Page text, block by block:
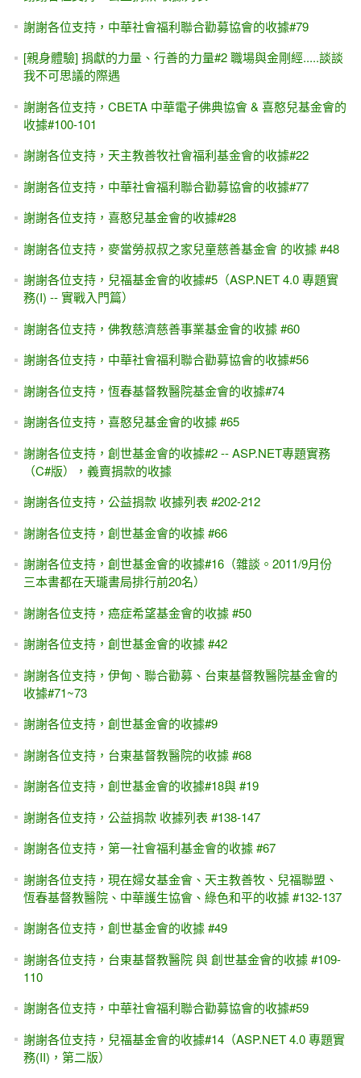
謝謝各位支持，中華社會福利聯合勸募協會的收據#79
[親身體驗] 捐獻的力量、行善的力量#2 職場與金剛經.....談談
我不可思議的際遇
謝謝各位支持，CBETA 中華電子佛典協會 & 喜憨兒基金會的
收據#100-101
謝謝各位支持，天主教善牧社會福利基金會的收據#22
謝謝各位支持，中華社會福利聯合勸募協會的收據#77
謝謝各位支持，喜憨兒基金會的收據#28
謝謝各位支持，麥當勞叔叔之家兒童慈善基金會 的收據 #48
謝謝各位支持，兒福基金會的收據#5（ASP.NET 4.0 專題實
務(I) -- 實戰入門篇）
謝謝各位支持，佛教慈濟慈善事業基金會的收據 #60
謝謝各位支持，中華社會福利聯合勸募協會的收據#56
謝謝各位支持，恆春基督教醫院基金會的收據#74
謝謝各位支持，喜憨兒基金會的收據 #65
謝謝各位支持，創世基金會的收據#2 -- ASP.NET專題實務
（C#版），義賣捐款的收據
謝謝各位支持，公益捐款 收據列表 #202-212
謝謝各位支持，創世基金會的收據 #66
謝謝各位支持，創世基金會的收據#16（雜談。2011/9月份
三本書都在天瓏書局排行前20名）
謝謝各位支持，癌症希望基金會的收據 #50
謝謝各位支持，創世基金會的收據 #42
謝謝各位支持，伊甸、聯合勸募、台東基督教醫院基金會的
收據#71~73
謝謝各位支持，創世基金會的收據#9
謝謝各位支持，台東基督教醫院的收據 #68
謝謝各位支持，創世基金會的收據#18與 #19
謝謝各位支持，公益捐款 收據列表 #138-147
謝謝各位支持，第一社會福利基金會的收據 #67
謝謝各位支持，現在婦女基金會、天主教善牧、兒福聯盟、
恆春基督教醫院、中華護生協會、綠色和平的收據 #132-137
謝謝各位支持，創世基金會的收據 #49
謝謝各位支持，台東基督教醫院 與 創世基金會的收據 #109-
110
謝謝各位支持，中華社會福利聯合勸募協會的收據#59
謝謝各位支持，兒福基金會的收據#14（ASP.NET 4.0 專題實
務(II)，第二版）